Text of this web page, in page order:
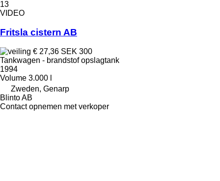
13
VIDEO
Fritsla cistern AB
€ 27,36 SEK 300
Tankwagen - brandstof opslagtank
1994
Volume 3.000 l
Zweden, Genarp
Blinto AB
Contact opnemen met verkoper